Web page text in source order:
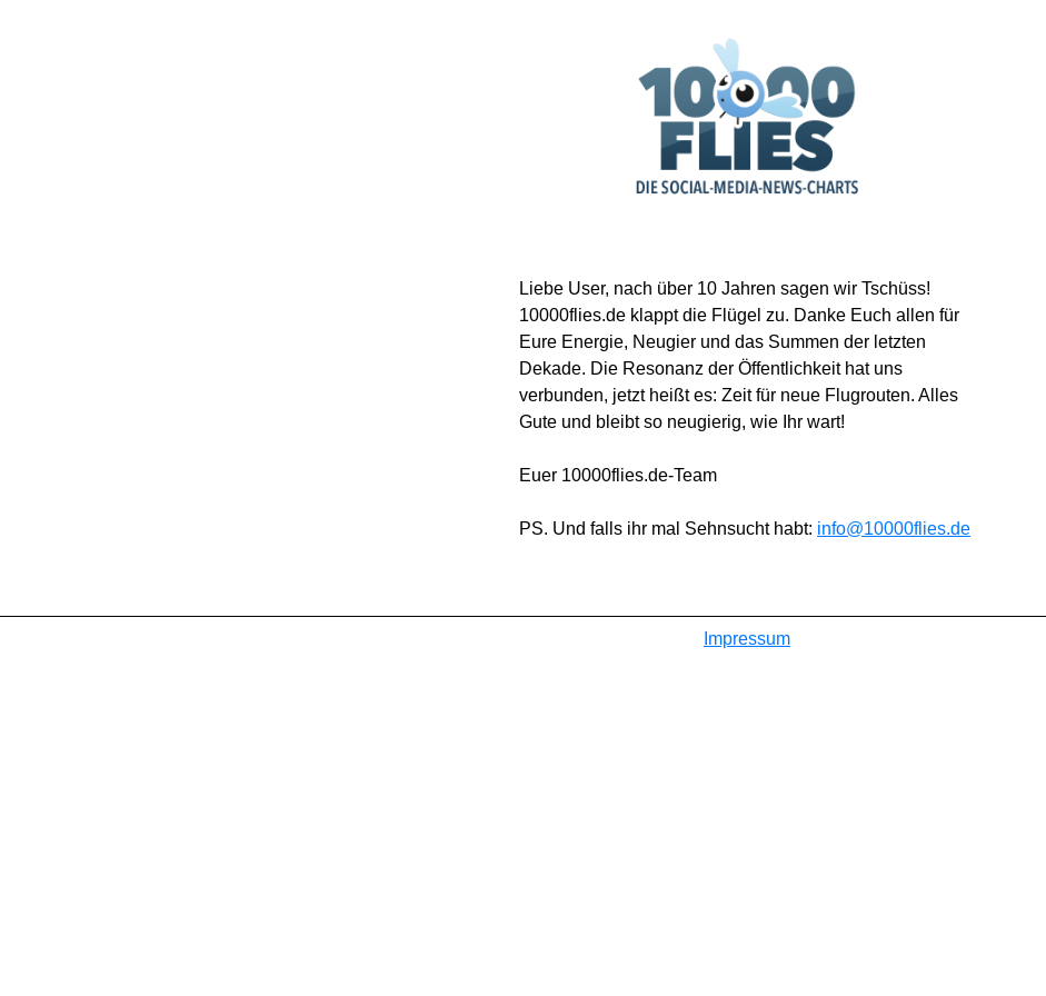
Liebe User, nach über 10 Jahren sagen wir Tschüss!
10000flies.de klappt die Flügel zu. Danke Euch allen für
Eure Energie, Neugier und das Summen der letzten
Dekade. Die Resonanz der Öffentlichkeit hat uns
verbunden, jetzt heißt es: Zeit für neue Flugrouten. Alles
Gute und bleibt so neugierig, wie Ihr wart!
Euer 10000flies.de-Team
PS. Und falls ihr mal Sehnsucht habt: info@10000flies.de
Impressum